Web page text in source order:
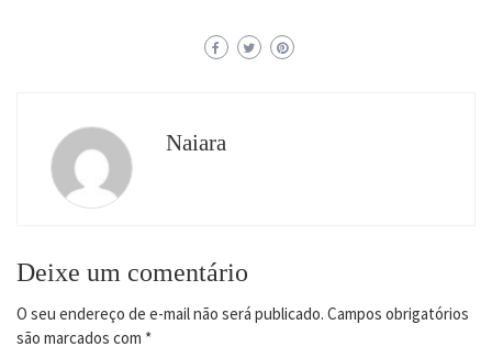
Naiara
Deixe um comentário
O seu endereço de e-mail não será publicado. Campos obrigatórios
são marcados com *